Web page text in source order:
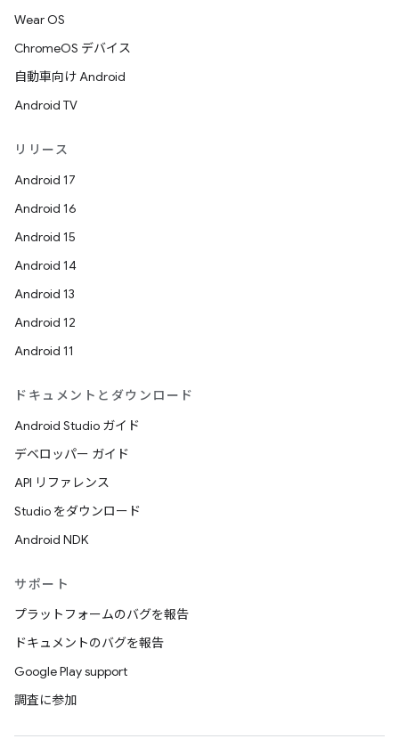
Wear OS
ChromeOS デバイス
自動車向け Android
Android TV
リリース
Android 17
Android 16
Android 15
Android 14
Android 13
Android 12
Android 11
ドキュメントとダウンロード
Android Studio ガイド
デベロッパー ガイド
API リファレンス
Studio をダウンロード
Android NDK
サポート
プラットフォームのバグを報告
ドキュメントのバグを報告
Google Play support
調査に参加